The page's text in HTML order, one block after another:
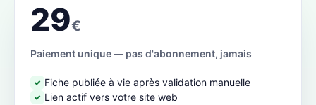
29€
Paiement unique — pas d'abonnement, jamais
✓ Fiche publiée à vie après validation manuelle
✓ Lien actif vers votre site web